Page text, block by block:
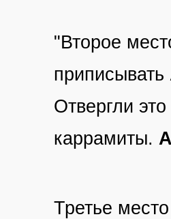
"Второе
приписывать
Отвергли
каррамиты.
Третье